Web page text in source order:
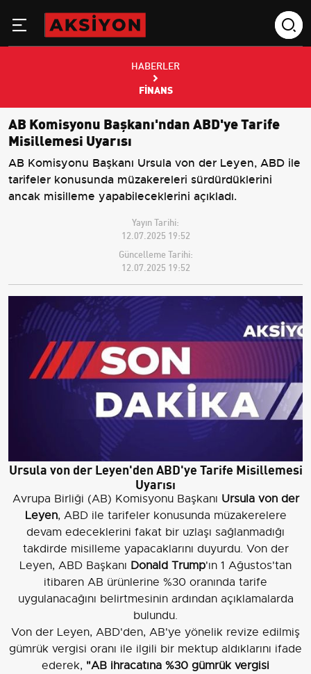
HABERLER
FINANS
AB Komisyonu Başkanı'ndan ABD'ye Tarife
Misillemesi Uyarısı
AB Komisyonu Başkanı Ursula von der Leyen, ABD ile
tarifeler konusunda müzakereleri sürdürdüklerini
ancak misilleme yapabileceklerini açıkladı.
Yayın Tarihi:
12.07.2025 19:52
Güncelleme Tarihi:
12.07.2025 19:52
Ursula von der Leyen'den ABD'ye Tarife Misillemesi
Uyarısı
Avrupa Birliği (AB) Komisyonu Başkanı Ursula von der
Leyen, ABD ile tarifeler konusunda müzakerelere
devam edeceklerini fakat bir uzlaşı sağlanmadığı
takdirde misilleme yapacaklarını duyurdu. Von der
Leyen, ABD Başkanı Donald Trump'ın 1 Ağustos'tan
itibaren AB ürünlerine %30 oranında tarife
uygulanacağını belirtmesinin ardından açıklamalarda
bulundu.
Von der Leyen, ABD'den, AB'ye yönelik revize edilmiş
gümrük vergisi oranı ile ilgili bir mektup aldıklarını ifade
ederek, "AB ihracatına %30 gümrük vergisi